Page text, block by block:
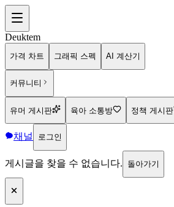
Deuktem
가격 차트 그래픽 스펙 AI 계산기
커뮤니티
유머 게시판 육아 소통방 정책 게시판
채널 로그인
게시글을 찾을 수 없습니다. 돌아가기